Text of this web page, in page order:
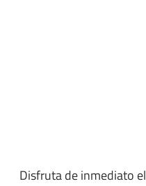
Disfruta de inmediato el